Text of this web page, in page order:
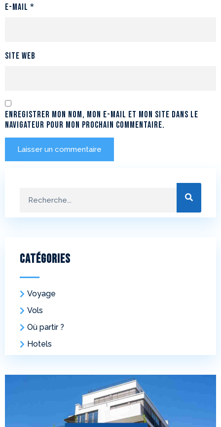
E-mail *
Site web
Enregistrer mon nom, mon e-mail et mon site dans le
navigateur pour mon prochain commentaire.
Catégories
Voyage
Vols
Où partir ?
Hotels